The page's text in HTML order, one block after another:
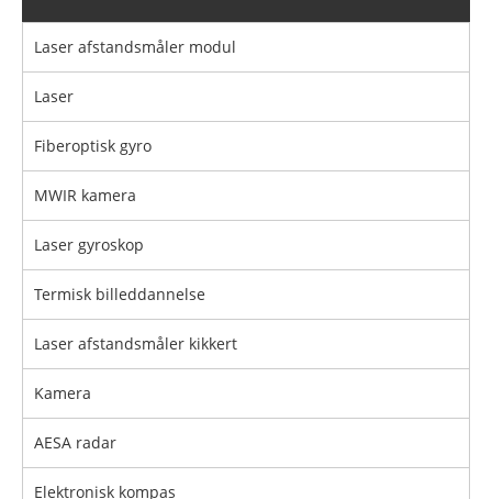
Laser afstandsmåler modul
Laser
Fiberoptisk gyro
MWIR kamera
Laser gyroskop
Termisk billeddannelse
Laser afstandsmåler kikkert
Kamera
AESA radar
Elektronisk kompas